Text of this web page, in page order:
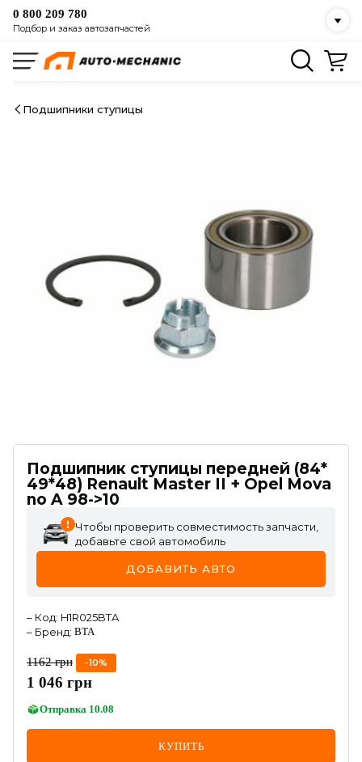
0 800 209 780
Подбор и заказ автозапчастей
Подшипники ступицы
Подшипник ступицы передней (84*
49*48) Renault Master II + Opel Mova
no A 98->10
Чтобы проверить совместимость запчасти,
добавьте свой автомобиль
ДОБАВИТЬ АВТО
– Код: H1R025BTA
– Бренд: BTA
1162 грн -10%
1 046 грн
Отправка 10.08
КУПИТЬ